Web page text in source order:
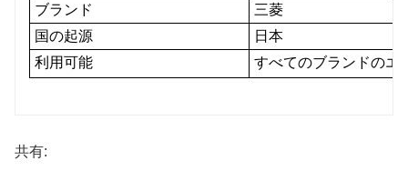
ブランド
三菱
国の起源
日本
利用可能
すべてのブランドのエ
共有: